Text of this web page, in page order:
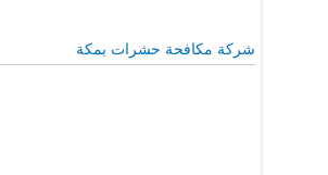
شركة مكافحة حشرات بمكة